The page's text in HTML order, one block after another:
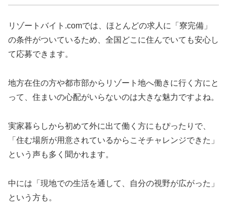
リゾートバイト.comでは、ほとんどの求人に「寮完備」
の条件がついているため、全国どこに住んでいても安心し
て応募できます。
地方在住の方や都市部からリゾート地へ働きに行く方にと
って、住まいの心配がいらないのは大きな魅力ですよね。
実家暮らしから初めて外に出て働く方にもぴったりで、
「住む場所が用意されているからこそチャレンジできた」
という声も多く聞かれます。
中には「現地での生活を通して、自分の視野が広がった」
という方も。